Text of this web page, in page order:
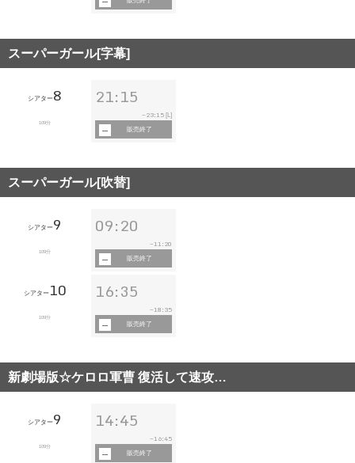
スーパーガール[字幕]
シアター8
109分
21:15
~ 23:15 [L]
販売終了
スーパーガール[吹替]
シアター9
109分
09:20
~11:20
販売終了
シアター10
109分
16:35
~18:35
販売終了
新劇場版☆ケロロ軍曹 復活して速攻…
シアター9
109分
14:45
~ 16:45
販売終了